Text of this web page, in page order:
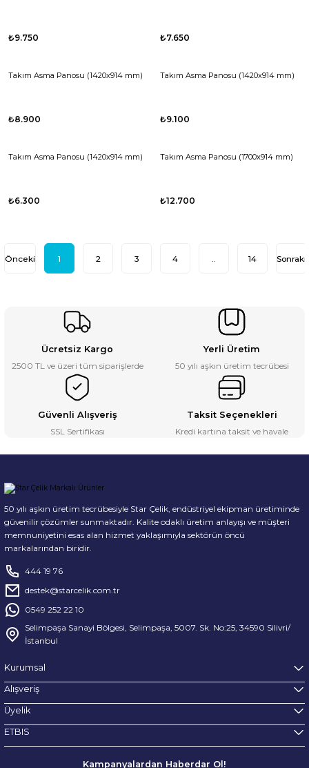
₺9.750 ₺7.650
Takım Asma Panosu (1420x914 mm)
₺8.900
Takım Asma Panosu (1420x914 mm)
₺9.100
Takım Asma Panosu (1420x914 mm)
₺6.300
Takım Asma Panosu (1700x914 mm)
₺12.700
1 2 3 4 14
Ücretsiz Kargo
2500 TL ve üzeri tüm siparişlerde
Yerli Üretim
50 yılı aşkın üretim tecrübesi
Güvenli Alışveriş
SSL Sertifikası
Taksit Seçenekleri
Kredi kartına taksit ve havale
50 yılı aşkın üretim tecrübesiyle Star Çelik, endüstriyel ekipman üretiminde
güvenilir çözümler sunmaktadır. Kalite odaklı üretim anlayışı ve müşteri
memnuniyetini esas alan hizmet yaklaşımıyla sektörün öncü
markalarından biridir.
444 19 76
destek@starcelik.com.tr
0549 252 22 10
Selimpaşa Sanayi Bölgesi, Selimpaşa, 5007. Sk. No:25, 34590 Silivri/
İstanbul
Kurumsal
Alışveriş
Üyelik
ETBIS
Kampanyalardan Haberdar Ol!